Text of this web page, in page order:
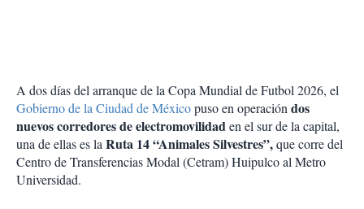
A dos días del arranque de la Copa Mundial de Futbol 2026, el
Gobierno de la Ciudad de Méxicopuso en operacióndos
nuevos corredores de electromovilidaden el sur de la capital,
una de ellas es laRuta 14 “Animales Silvestres”,que corre del
Centro de Transferencias Modal (Cetram) Huipulco al Metro
Universidad.